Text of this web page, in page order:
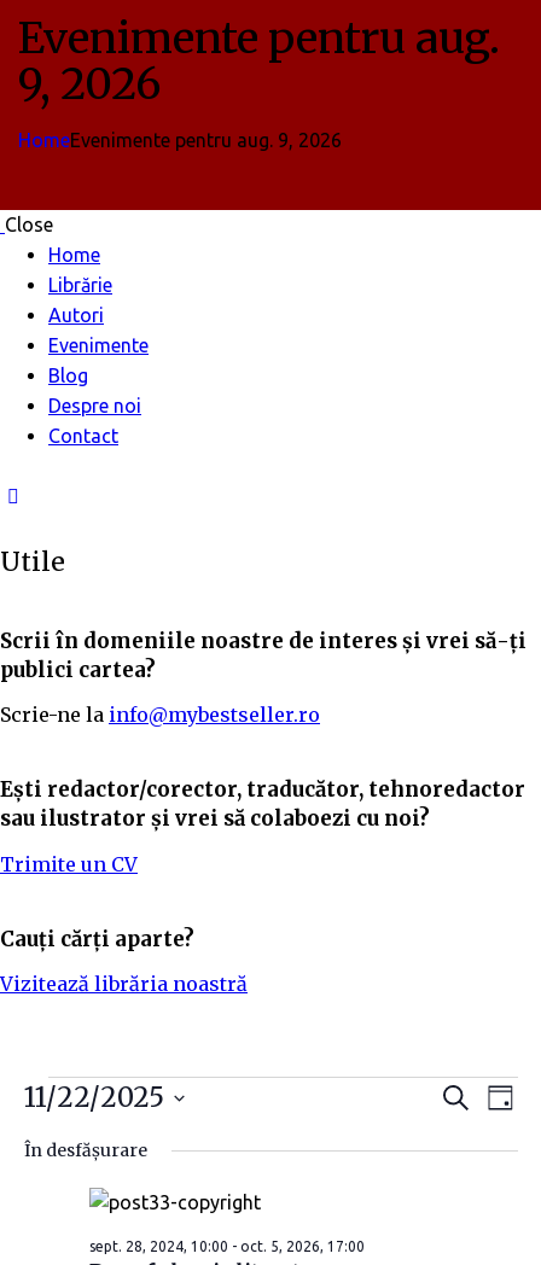
Evenimente pentru aug.
9, 2026
HomeEvenimente pentru aug. 9, 2026
Close
Home
Librărie
Autori
Evenimente
Blog
Despre noi
Contact
Utile
Scrii în domeniile noastre de interes și vrei să-ți
publici cartea?
Scrie-ne la info@mybestseller.ro
Ești redactor/corector, traducător, tehnoredactor
sau ilustrator și vrei să colaboezi cu noi?
Trimite un CV
Cauți cărți aparte?
Vizitează librăria noastră
N
a
C
N
a
Z
11/22/2025
e
În desfășurare
sept. 28, 2024, 10:00 - oct. 5, 2026, 17:00